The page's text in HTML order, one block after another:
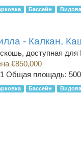
Бассейн
- Калкан,
доступная для
€850,000
Общая площадь:
Бассейн